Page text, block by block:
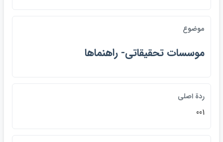
موضوع
موسسات تحقيقاتي- راهنماها
ردة اصلي
001